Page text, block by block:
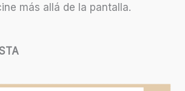
más allá de la pantalla.